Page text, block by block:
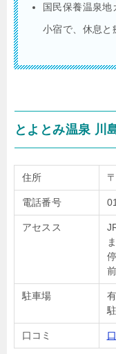
国民保養温泉
小宿で、休息と
とよとみ温泉 川
住所
電話番号
アセスス
駐車場
口コミ